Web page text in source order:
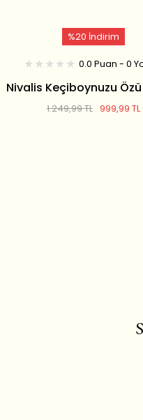
%20 İndirim
0.0 Puan - 0
Nivalis Keçiboynuzu
1.249,99 TL 999,99 TL